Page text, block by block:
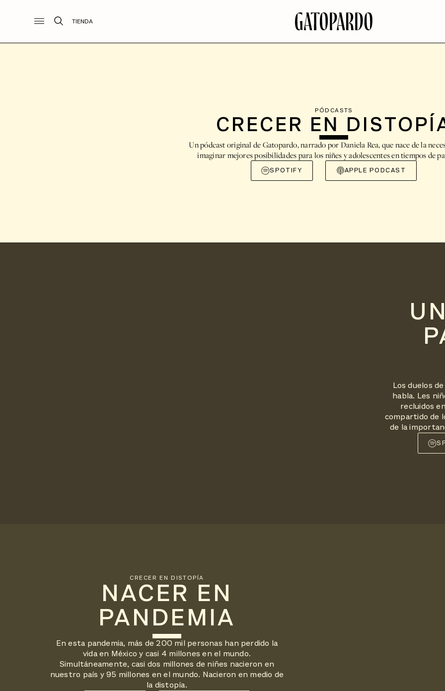
TIENDA
PÓDCASTS
CRECER EN
Un pódcast original de Gatopardo, narrado por Daniela Rea, que nace de la
imaginar mejores posibilidades para los niñes y adolescentes en tiempos de
SPOTIFY APPLE PODCAST
Los duelos
habla. Les
recluidos
compartido de
de la
CRECER EN DISTOPÍA
NACER EN
PANDEMIA
En esta pandemia, más de 200 mil personas han perdido la
vida en México y casi 4 millones en el mundo.
Simultáneamente, casi dos millones de niñes nacieron en
nuestro país y 95 millones en el mundo. Nacieron en medio de
la distopía.